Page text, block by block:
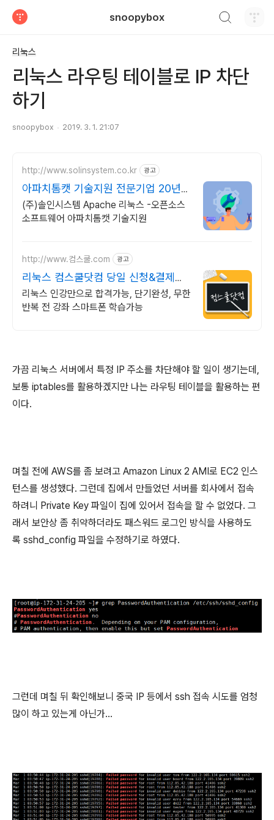
snoopybox
리눅스
리눅스 라우팅 테이블로 IP 차단
하기
snoopybox 2019. 3. 1. 21:07
http://www.solinsystem.co.kr 광고
아파치톰캣 기술지원 전문기업 20년이
상 기술지원 노하우
(주)솔인시스템 Apache 리눅스 -오픈소스
소프트웨어 아파치톰캣 기술지원
http://www.컴스쿨.com 광고
리눅스 컴스쿨닷컴 당일 신청&결제시
기프티콘!
리눅스 인강만으로 합격가능, 단기완성, 무한
반복 전 강좌 스마트폰 학습가능
가끔 리눅스 서버에서 특정 IP 주소를 차단해야 할 일이 생기는데,
보통 iptables를 활용하겠지만 나는 라우팅 테이블을 활용하는 편
이다.
며칠 전에 AWS를 좀 보려고 Amazon Linux 2 AMI로 EC2 인스
턴스를 생성했다. 그런데 집에서 만들었던 서버를 회사에서 접속
하려니 Private Key 파일이 집에 있어서 접속을 할 수 없었다. 그
래서 보안상 좀 취약하더라도 패스워드 로그인 방식을 사용하도
록 sshd_config 파일을 수정하기로 하였다.
그런데 며칠 뒤 확인해보니 중국 IP 등에서 ssh 접속 시도를 엄청
많이 하고 있는게 아닌가...